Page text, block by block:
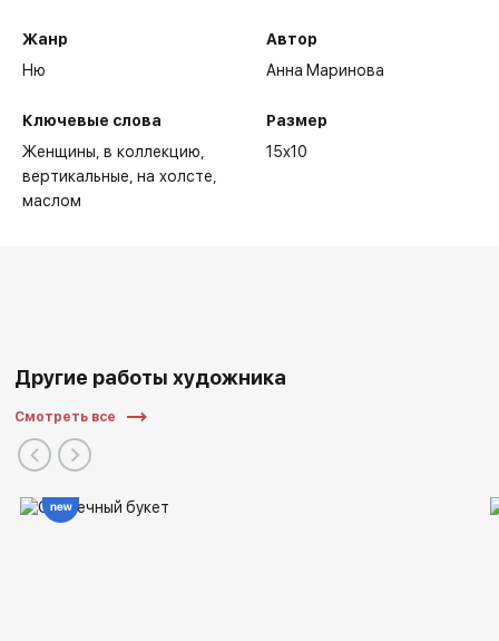
Жанр
Ню
Ключевые слова
Женщины в коллекцию
вертикальные на холсте
маслом
Автор
Анна Маринова
Размер
15x10
Другие работы художника
Смотреть все